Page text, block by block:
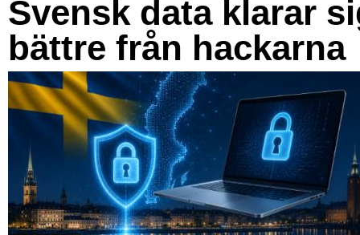
Svensk data klarar
bättre från hackarna